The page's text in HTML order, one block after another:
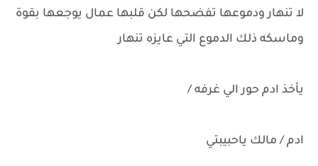
لا تنهار ودموعها تفضحها لكن قلبها عمال يوجعها بقوة
وماسكه ذلك الدموع التي عايزه تنهار
يأخذ ادم حور الي غرفه /
ادم / مالك ياحبيبتي